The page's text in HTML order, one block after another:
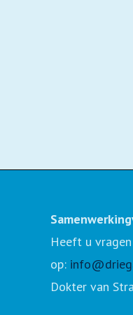
Heeft u
op:
Dokter van